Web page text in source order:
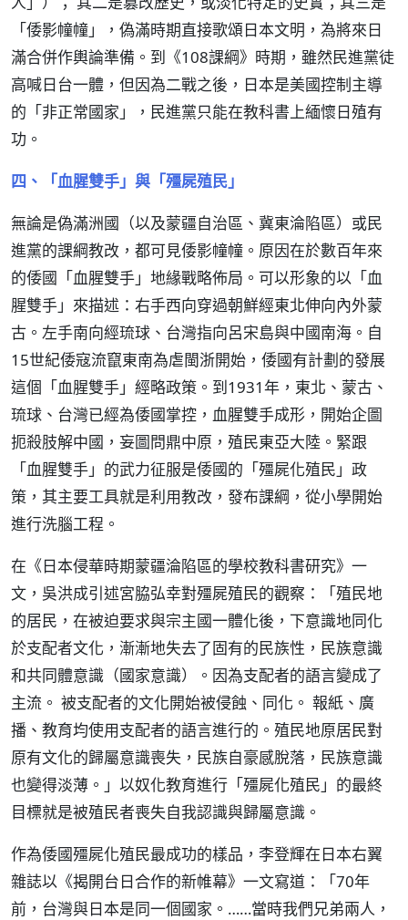
「倭影幢幢」，偽滿時期直接歌頌日本文明，為將來日
滿合併作輿論準備。到《108課綱》時期，雖然民進黨徒
高喊日台一體，但因為二戰之後，日本是美國控制主導
的「非正常國家」，民進黨只能在教科書上緬懷日殖有
功。
四、「血腥雙手」與「殭屍殖民」
無論是偽滿洲國（以及蒙疆自治區、冀東淪陷區）或民
進黨的課綱教改，都可見倭影幢幢。原因在於數百年來
的倭國「血腥雙手」地緣戰略佈局。可以形象的以「血
腥雙手」來描述：右手西向穿過朝鮮經東北伸向內外蒙
古。左手南向經琉球、台灣指向呂宋島與中國南海。自
15世紀倭寇流竄東南為虐閩浙開始，倭國有計劃的發展
這個「血腥雙手」經略政策。到1931年，東北、蒙古、
琉球、台灣已經為倭國掌控，血腥雙手成形，開始企圖
扼殺肢解中國，妄圖問鼎中原，殖民東亞大陸。緊跟
「血腥雙手」的武力征服是倭國的「殭屍化殖民」政
策，其主要工具就是利用教改，發布課綱，從小學開始
進行洗腦工程。
在《日本侵華時期蒙疆淪陷區的學校教科書研究》一
文，吳洪成引述宮脇弘幸對殭屍殖民的觀察：「殖民地
的居民，在被迫要求與宗主國一體化後，下意識地同化
於支配者文化，漸漸地失去了固有的民族性，民族意識
和共同體意識（國家意識）。因為支配者的語言變成了
主流。 被支配者的文化開始被侵蝕、同化。 報紙、廣
播、教育均使用支配者的語言進行的。殖民地原居民對
原有文化的歸屬意識喪失，民族自豪感脫落，民族意識
也變得淡薄。」以奴化教育進行「殭屍化殖民」的最終
目標就是被殖民者喪失自我認識與歸屬意識。
作為倭國殭屍化殖民最成功的樣品，李登輝在日本右翼
雜誌以《揭開台日合作的新帷幕》一文寫道：「70年
前，台灣與日本是同一個國家。……當時我們兄弟兩人，